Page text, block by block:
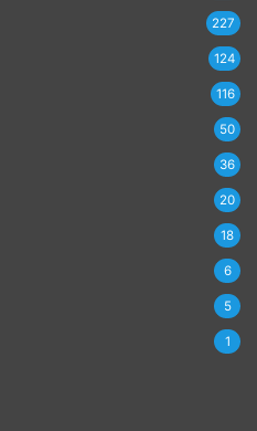
227
124
116
50
36
20
18
6
5
1